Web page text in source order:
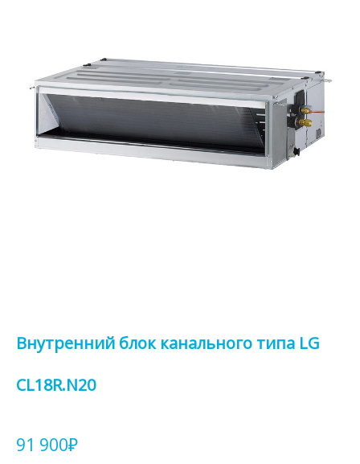
Внутренний блок канального типа LG
CL18R.N20
91 900₽